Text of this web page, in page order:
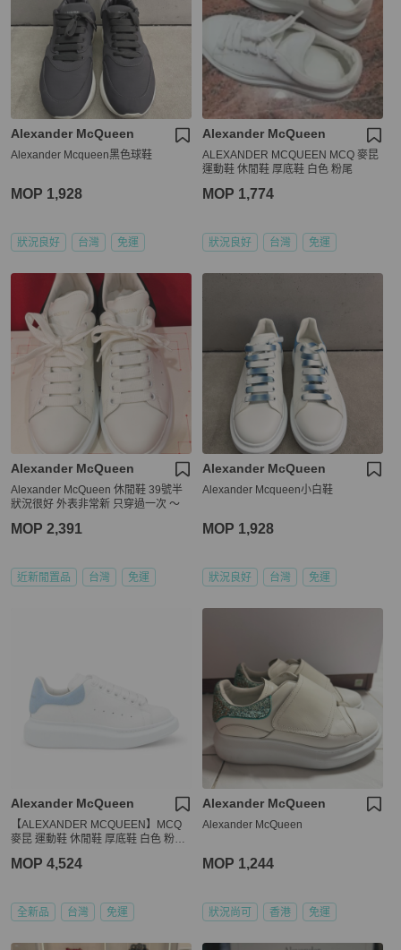
Alexander McQueen
Alexander Mcqueen黑色球鞋
MOP 1,928
狀況良好 台灣 免運
Alexander McQueen
ALEXANDER MCQUEEN MCQ 麥昆
運動鞋 休閒鞋 厚底鞋 白色 粉尾
MOP 1,774
狀況良好 台灣 免運
Alexander McQueen
Alexander McQueen 休閒鞋 39號半
狀況很好 外表非常新 只穿過一次 ～
MOP 2,391
近新閒置品 台灣 免運
Alexander McQueen
Alexander Mcqueen小白鞋
MOP 1,928
狀況良好 台灣 免運
Alexander McQueen
【ALEXANDER MCQUEEN】MCQ
麥昆 運動鞋 休閒鞋 厚底鞋 白色 粉藍
9/40
MOP 4,524
全新品 台灣 免運
Alexander McQueen
Alexander McQueen
MOP 1,244
狀況尚可 香港 免運